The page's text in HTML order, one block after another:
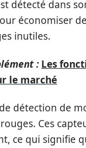
détecté dans
économiser
inutiles.
: Les
le marché
détection de
Ces
ce qui signifie